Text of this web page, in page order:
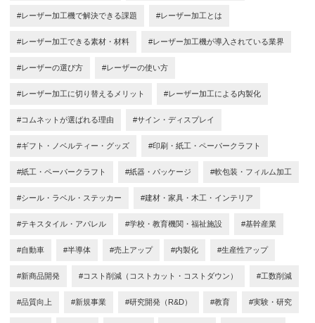
#レーザー加工機で解決できる課題 #レーザー加工とは
#レーザー加工できる素材・材料 #レーザー加工機が導入されている業界
#レーザーの選び方 #レーザーの使い方
#レーザー加工に切り替えるメリット #レーザー加工による内製化
#コムネットが選ばれる理由 #サイン・ディスプレイ
#ギフト・ノベルティー・グッズ #印刷・紙工・ペーパークラフト
#紙工・ペーパークラフト #紙器・パッケージ #軟包装・フィルム加工
#シール・ラベル・ステッカー #建材・家具・木工・インテリア
#テキスタイル・アパレル #学校・教育機関・福祉施設 #基幹産業
#自動車 #半導体 #売上アップ #内製化 #生産性アップ
#新商品開発 #コスト削減（コストカット・コストダウン） #工数削減
#品質向上 #新規事業 #研究開発（R&D） #教育 #実験・研究